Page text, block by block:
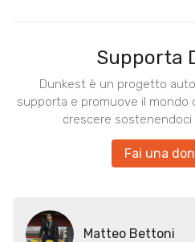
Supporta
Dunkest è un progetto
supporta e promuove il mondo
crescere
Fai una
Matteo Bettoni